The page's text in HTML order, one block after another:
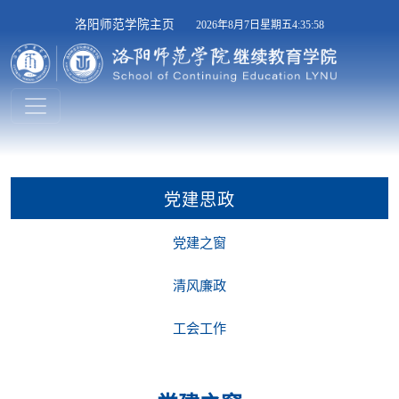
洛阳师范学院主页 2026年8月7日星期五4:35:58
党建思政
党建之窗
清风廉政
工会工作